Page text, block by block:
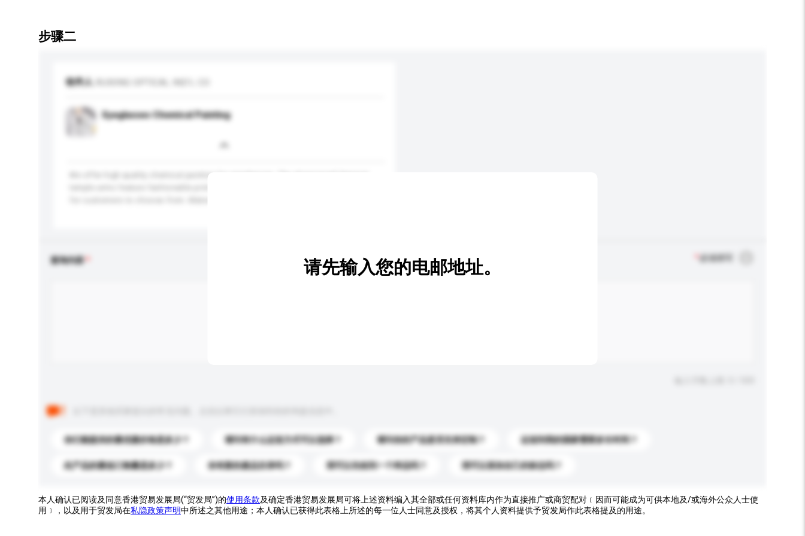
步骤二
收件人
Eyeglasses Chemical Painting
We offer high-quality chemical painting for eyeglasses. The showcased titanium
查询内容 必须填写
你们能提供的最优惠价格是多少？ 请问有什么运送方式可以选择？ 请问你的产品是否支持定制？ 运送到我的国家需要多长时间？
此产品的最低订购量是多少？ 你有新的產品目录吗？ 我可以先收到一个样品吗？ 我可以添加自己的标志吗？
请先输入您的电邮地址。
本人确认已阅读及同意香港贸易发展局(“贸发局”)的使用条款及确定香港贸易发展局可将上述资料编入其全部或任何资料库内作为直接推广或商贸配对﹝因而可能成为可供本地及/或海外公众人士使
用﹞，以及用于贸发局在私隐政策声明中所述之其他用途；本人确认已获得此表格上所述的每一位人士同意及授权，将其个人资料提供予贸发局作此表格提及的用途。